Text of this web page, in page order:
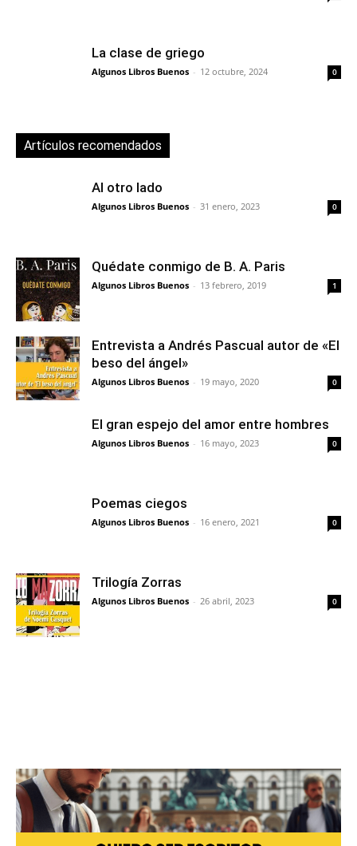
La clase de griego
Algunos Libros Buenos - 12 octubre, 2024 0
Artículos recomendados
Al otro lado
Algunos Libros Buenos - 31 enero, 2023 0
Quédate conmigo de B. A. Paris
Algunos Libros Buenos - 13 febrero, 2019 1
Entrevista a Andrés Pascual autor de «El
beso del ángel»
Algunos Libros Buenos - 19 mayo, 2020 0
El gran espejo del amor entre hombres
Algunos Libros Buenos - 16 mayo, 2023 0
Poemas ciegos
Algunos Libros Buenos - 16 enero, 2021 0
Trilogía Zorras
Algunos Libros Buenos - 26 abril, 2023 0